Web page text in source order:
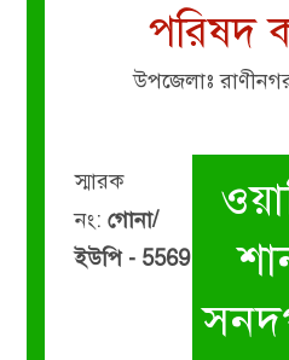
পরিষদ
উপজেলাঃ
স্মারক
নং:গোনা/
ইউপি - 5569